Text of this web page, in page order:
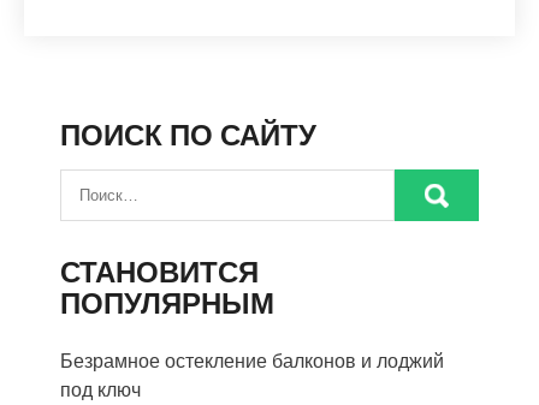
ПОИСК ПО САЙТУ
СТАНОВИТСЯ
ПОПУЛЯРНЫМ
Безрамное остекление балконов и лоджий
под ключ